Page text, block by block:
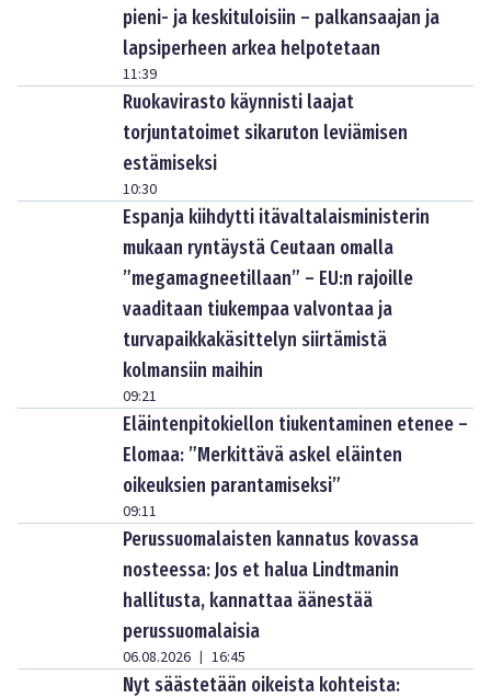
pieni- ja keskituloisiin – palkansaajan ja
lapsiperheen arkea helpotetaan
11:39
Ruokavirasto käynnisti laajat
torjuntatoimet sikaruton leviämisen
estämiseksi
10:30
Espanja kiihdytti itävaltalaisministerin
mukaan ryntäystä Ceutaan omalla
”megamagneetillaan” – EU:n rajoille
vaaditaan tiukempaa valvontaa ja
turvapaikkakäsittelyn siirtämistä
kolmansiin maihin
09:21
Eläintenpitokiellon tiukentaminen etenee –
Elomaa: ”Merkittävä askel eläinten
oikeuksien parantamiseksi”
09:11
Perussuomalaisten kannatus kovassa
nosteessa: Jos et halua Lindtmanin
hallitusta, kannattaa äänestää
perussuomalaisia
06.08.2026 | 16:45
Nyt säästetään oikeista kohteista: